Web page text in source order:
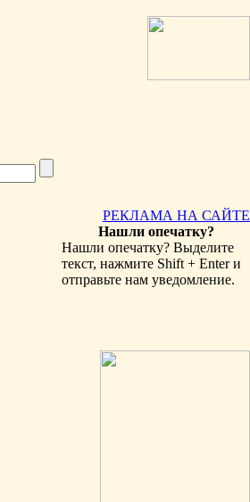
РЕКЛАМА НА САЙТЕ
Нашли опечатку?
Нашли опечатку? Выделите
текст, нажмите Shift + Enter и
отправьте нам уведомление.